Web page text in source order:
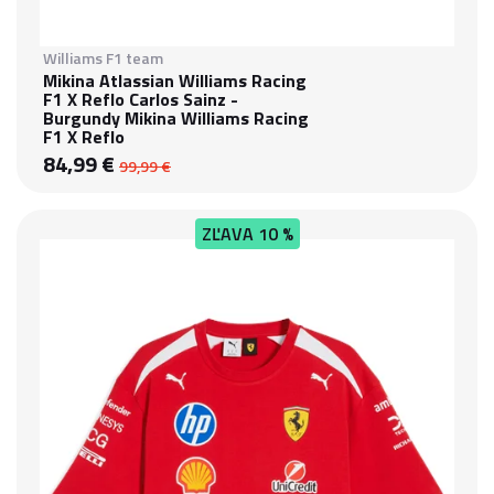
Williams F1 team
Mikina Atlassian Williams Racing
F1 X Reflo Carlos Sainz -
Burgundy Mikina Williams Racing
F1 X Reflo
84,99 € 99,99 €
ZĽAVA10 %